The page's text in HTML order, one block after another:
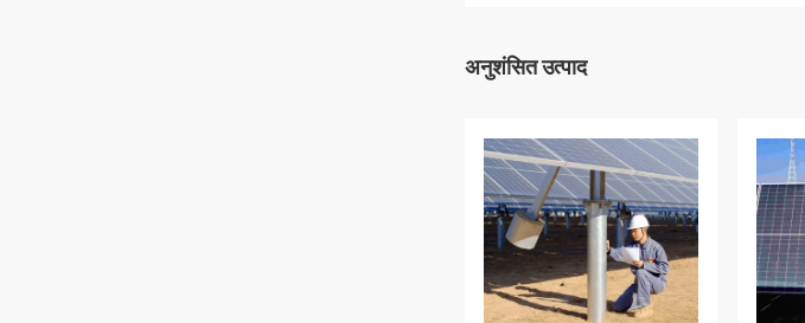
अनुशंसित उत्पाद